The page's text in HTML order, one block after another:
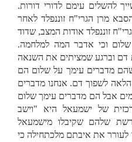
להשלים עימם לדורי דורות.
מרן הגרי"ח זוננפלד לאחר
זוננפלד אודות המצב, שדוד
וכי אדבר המה למלחמה.
דם וברגע שמציתים את השנאה
מדברים עימך על שלום הם
לשפוך דם. אנחנו מדברים
אבל הם מדברים עימך שלום
של ישמעאל היא "וישב
שלהם שקיבלו מישמעאל
את איבתם מלכתחילה כי